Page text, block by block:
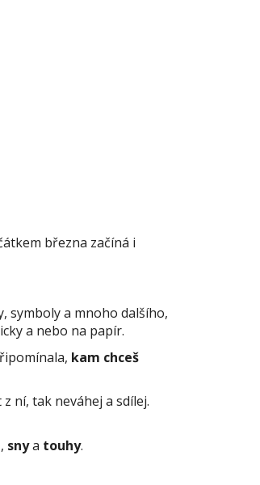
března začíná i
symbolya mnoho dalšího,
a nebo na papír.
kam chceš
ní, tak neváhej a sdílej.
, snya touhy.